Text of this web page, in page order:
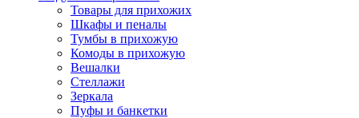
Товары для прихожих
Шкафы и пеналы
Тумбы в прихожую
Комоды в прихожую
Вешалки
Стеллажи
Зеркала
Пуфы и банкетки